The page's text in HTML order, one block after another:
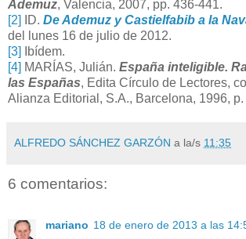
Ademuz, Valencia, 2007, pp. 436-441.
[2]
ID. De Ademuz y Castielfabib a la
del lunes 16 de julio de 2012.
[3]
Ibídem.
[4] MARÍAS, Julián. España inteligible.
las Españas, Edita Círculo de Lectores,
Alianza Editorial, S.A., Barcelona, 1996, p.
ALFREDO SÁNCHEZ GARZÓN a la/s 11:35
6 comentarios:
mariano 18 de enero de 2013 a las